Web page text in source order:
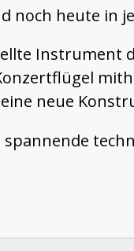
noch heute in
neue